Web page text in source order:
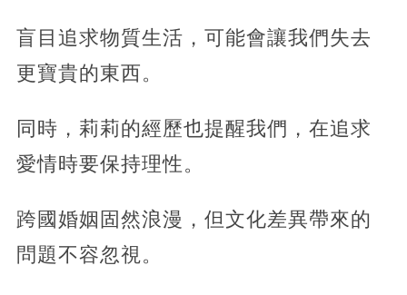
盲目追求物質生活，可能會讓我們失去
更寶貴的東西。
同時，莉莉的經歷也提醒我們，在追求
愛情時要保持理性。
跨國婚姻固然浪漫，但文化差異帶來的
問題不容忽視。